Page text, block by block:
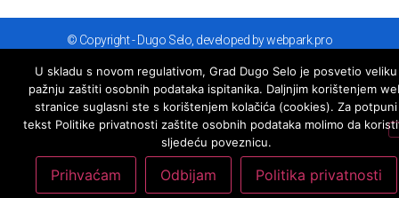
© Copyright - Dugo Selo, developed by webpark.pro
U skladu s novom regulativom, Grad Dugo Selo je posvetio veliku
pažnju zaštiti osobnih podataka ispitanika. Daljnjim korištenjem
stranice suglasni ste s korištenjem kolačića (cookies). Za potpuni
tekst Politike privatnosti zaštite osobnih podataka molimo da
sljedeću poveznicu.
Prihvaćam Odbijam Politika privatnosti